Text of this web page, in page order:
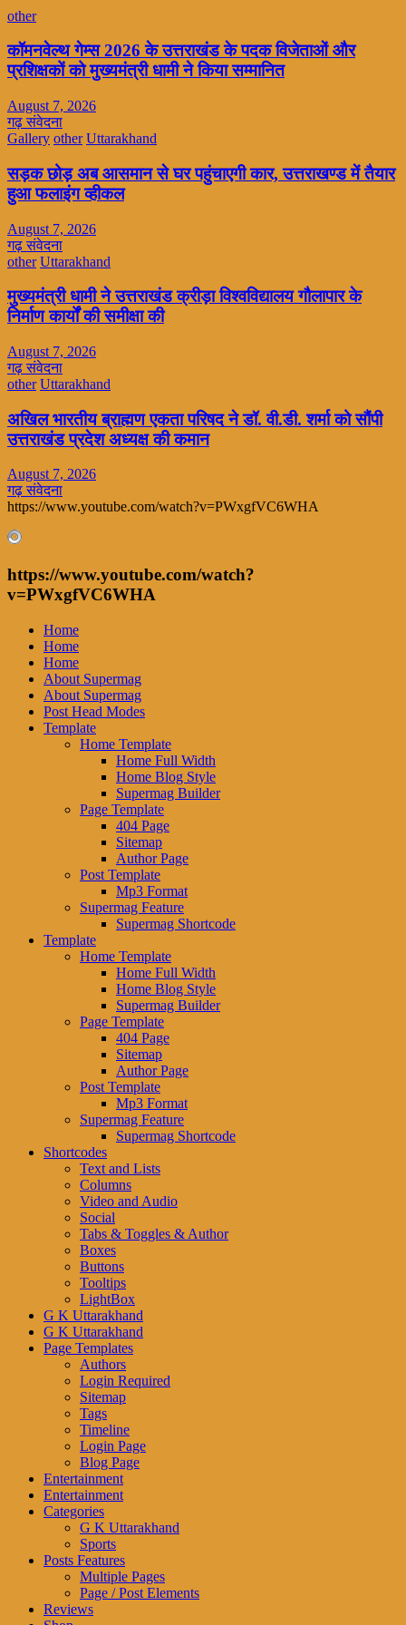
other
कॉमनवेल्थ गेम्स 2026 के उत्तराखंड के पदक विजेताओं और
प्रशिक्षकों को मुख्यमंत्री धामी ने किया सम्मानित
August 7, 2026
गढ़ संवेदना
Gallery other Uttarakhand
सड़क छोड़ अब आसमान से घर पहुंचाएगी कार, उत्तराखण्ड में तैयार
हुआ फलाइंग व्हीकल
August 7, 2026
गढ़ संवेदना
other Uttarakhand
मुख्यमंत्री धामी ने उत्तराखंड क्रीड़ा विश्वविद्यालय गौलापार के
निर्माण कार्यों की समीक्षा की
August 7, 2026
गढ़ संवेदना
other Uttarakhand
अखिल भारतीय ब्राह्मण एकता परिषद ने डॉ. वी.डी. शर्मा को सौंपी
उत्तराखंड प्रदेश अध्यक्ष की कमान
August 7, 2026
गढ़ संवेदना
https://www.youtube.com/watch?v=PWxgfVC6WHA
https://www.youtube.com/watch?
v=PWxgfVC6WHA
Home
Home
Home
About Supermag
About Supermag
Post Head Modes
Template
Home Template
Home Full Width
Home Blog Style
Supermag Builder
Page Template
404 Page
Sitemap
Author Page
Post Template
Mp3 Format
Supermag Feature
Supermag Shortcode
Template
Home Template
Home Full Width
Home Blog Style
Supermag Builder
Page Template
404 Page
Sitemap
Author Page
Post Template
Mp3 Format
Supermag Feature
Supermag Shortcode
Shortcodes
Text and Lists
Columns
Video and Audio
Social
Tabs & Toggles & Author
Boxes
Buttons
Tooltips
LightBox
G K Uttarakhand
G K Uttarakhand
Page Templates
Authors
Login Required
Sitemap
Tags
Timeline
Login Page
Blog Page
Entertainment
Entertainment
Categories
G K Uttarakhand
Sports
Posts Features
Multiple Pages
Page / Post Elements
Reviews